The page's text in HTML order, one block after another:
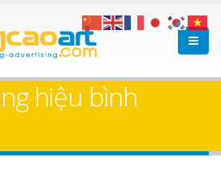
hiệu bình